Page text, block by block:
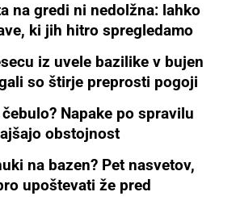
na gredi ni nedolžna: lahko
ki jih hitro spregledamo
iz uvele bazilike v bujen
so štirje preprosti pogoji
Napake po spravilu
obstojnost
na bazen? Pet nasvetov,
upoštevati že pred